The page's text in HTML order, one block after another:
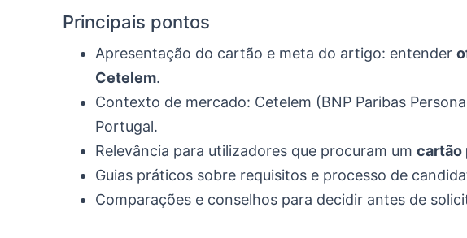
Principais pontos
Apresentação do cartão e meta do artigo: entender
Cetelem.
Contexto de mercado: Cetelem (BNP Paribas
Portugal.
Relevância para utilizadores que procuram um cartão
Guias práticos sobre requisitos e processo de
Comparações e conselhos para decidir antes de